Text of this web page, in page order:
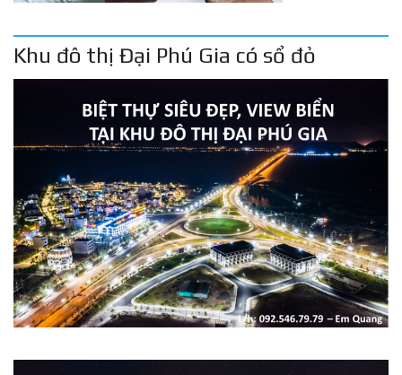
Khu đô thị Đại Phú Gia có sổ đỏ